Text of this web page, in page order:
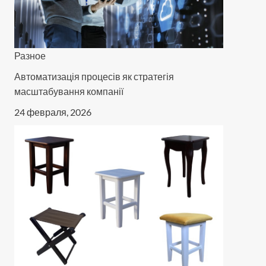
Разное
Автоматизація процесів як стратегія
масштабування компанії
24 февраля, 2026